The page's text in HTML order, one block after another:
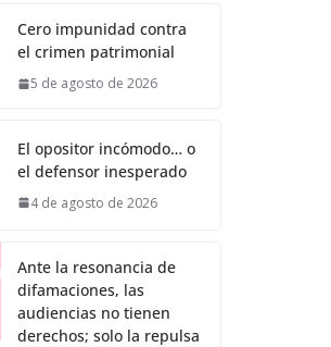
Cero impunidad contra
el crimen patrimonial
5 de agosto de 2026
El opositor incómodo… o
el defensor inesperado
4 de agosto de 2026
Ante la resonancia de
difamaciones, las
audiencias no tienen
derechos; solo la repulsa